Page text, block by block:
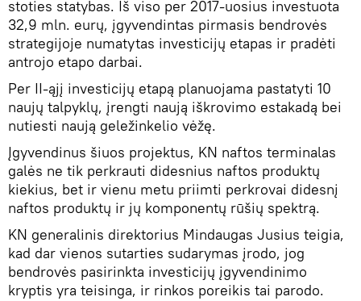
stoties statybas. Iš viso per 2017-uosius investuota
32,9 mln. eurų, įgyvendintas pirmasis bendrovės
strategijoje numatytas investicijų etapas ir pradėti
antrojo etapo darbai.
Per II-ąjį investicijų etapą planuojama pastatyti 10
naujų talpyklų, įrengti naują iškrovimo estakadą bei
nutiesti naują geležinkelio vėžę.
Įgyvendinus šiuos projektus, KN naftos terminalas
galės ne tik perkrauti didesnius naftos produktų
kiekius, bet ir vienu metu priimti perkrovai didesnį
naftos produktų ir jų komponentų rūšių spektrą.
KN generalinis direktorius Mindaugas Jusius teigia,
kad dar vienos sutarties sudarymas įrodo, jog
bendrovės pasirinkta investicijų įgyvendinimo
kryptis yra teisinga, ir rinkos poreikis tai parodo.